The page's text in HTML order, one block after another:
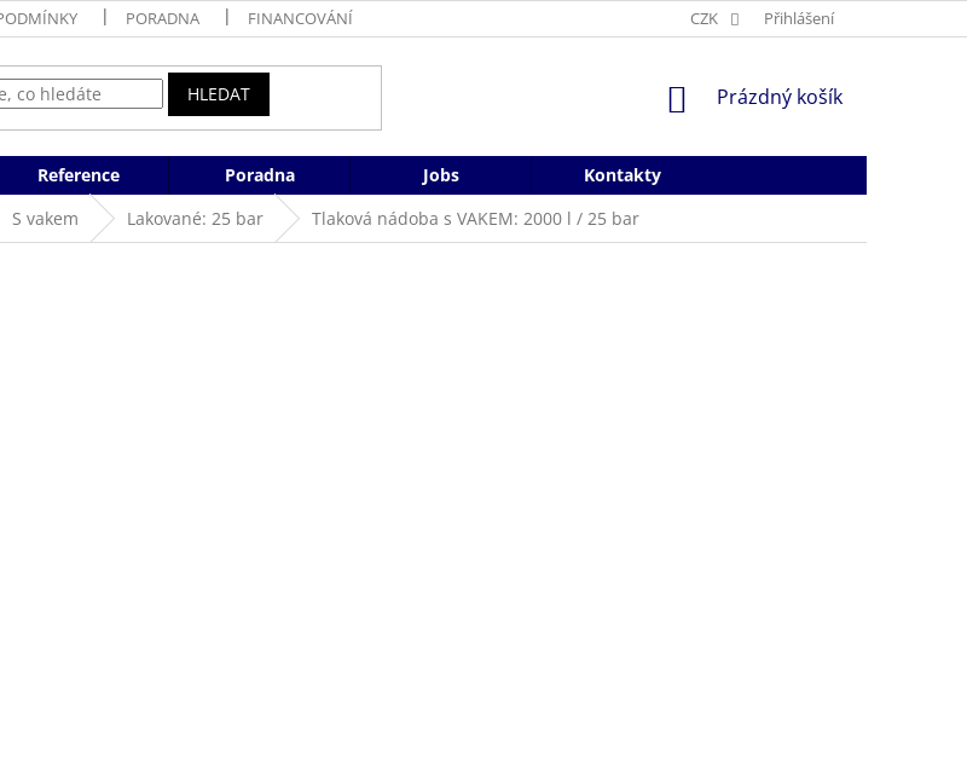
PORADNA FINANCOVÁNÍ CZK Přihlášení
HLEDAT
NÁKUPNÍ
Prázdný košík
Reference Poradna Jobs
Kontakty
S vakem Lakované: 25 bar Tlaková nádoba s VAKEM: 2000 l / 25 bar